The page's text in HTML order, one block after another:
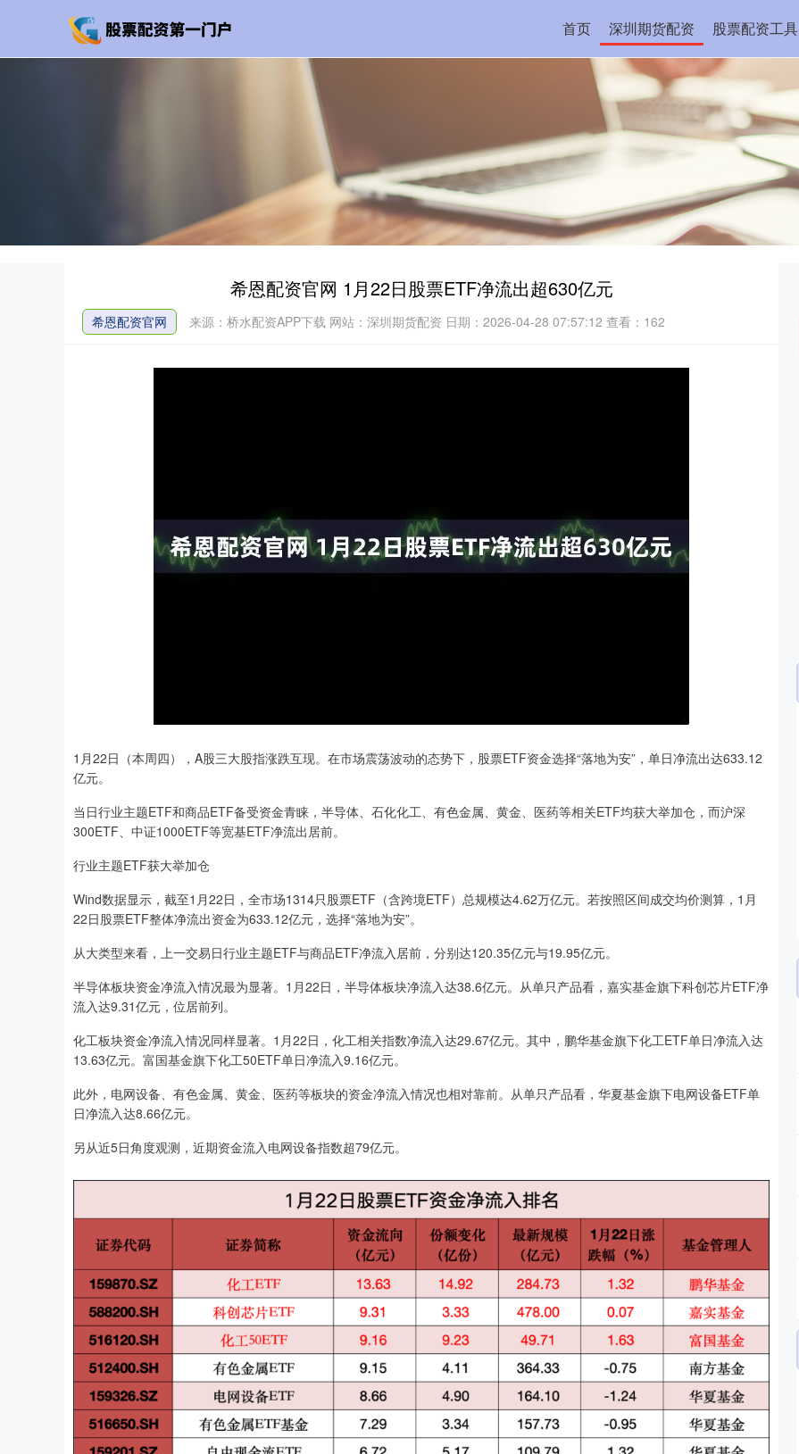
首页 深圳期货配资 股票配资工具
希恩配资官网 1月22日股票ETF净流出超630亿元
希恩配资官网 来源：桥水配资APP下载 网站：深圳期货配资 日期：2026-04-28 07:57:12 查看：162
1月22日（本周四），A股三大股指涨跌互现。在市场震荡波动的态势下，股票ETF资金选择“落地为安”，单日净流出达633.12
亿元。
当日行业主题ETF和商品ETF备受资金青睐，半导体、石化化工、有色金属、黄金、医药等相关ETF均获大举加仓，而沪深
300ETF、中证1000ETF等宽基ETF净流出居前。
行业主题ETF获大举加仓
Wind数据显示，截至1月22日，全市场1314只股票ETF（含跨境ETF）总规模达4.62万亿元。若按照区间成交均价测算，1月
22日股票ETF整体净流出资金为633.12亿元，选择“落地为安”。
从大类型来看，上一交易日行业主题ETF与商品ETF净流入居前，分别达120.35亿元与19.95亿元。
半导体板块资金净流入情况最为显著。1月22日，半导体板块净流入达38.6亿元。从单只产品看，嘉实基金旗下科创芯片ETF净
流入达9.31亿元，位居前列。
化工板块资金净流入情况同样显著。1月22日，化工相关指数净流入达29.67亿元。其中，鹏华基金旗下化工ETF单日净流入达
13.63亿元。富国基金旗下化工50ETF单日净流入9.16亿元。
此外，电网设备、有色金属、黄金、医药等板块的资金净流入情况也相对靠前。从单只产品看，华夏基金旗下电网设备ETF单
日净流入达8.66亿元。
另从近5日角度观测，近期资金流入电网设备指数超79亿元。